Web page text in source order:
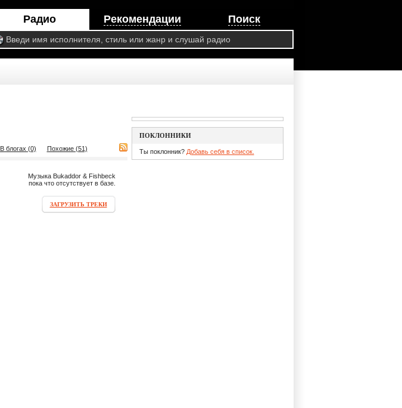
Радио Рекомендации Поиск
В блогах (0) Похожие (51)
Музыка Bukaddor & Fishbeck
пока что отсутствует в базе.
ЗАГРУЗИТЬ ТРЕКИ
ПОКЛОННИКИ
Ты поклонник? Добавь себя в список.